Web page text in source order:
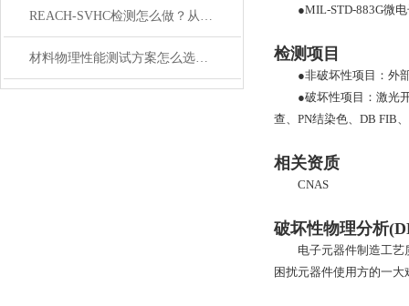
REACH-SVHC检测怎么做？从样品寄送到报告解读全流程
材料物理性能测试方案怎么选？5个企业最容易踩的选型误区
●MIL-STD-883G微
检测项目
●非破坏性项目：外
●破坏性项目：激光
查、 PN结染⾊、 DB FIB
相关资质
CNAS
破坏性物理分析
电子元器件制造⼯
困扰元器件使用方的⼀大